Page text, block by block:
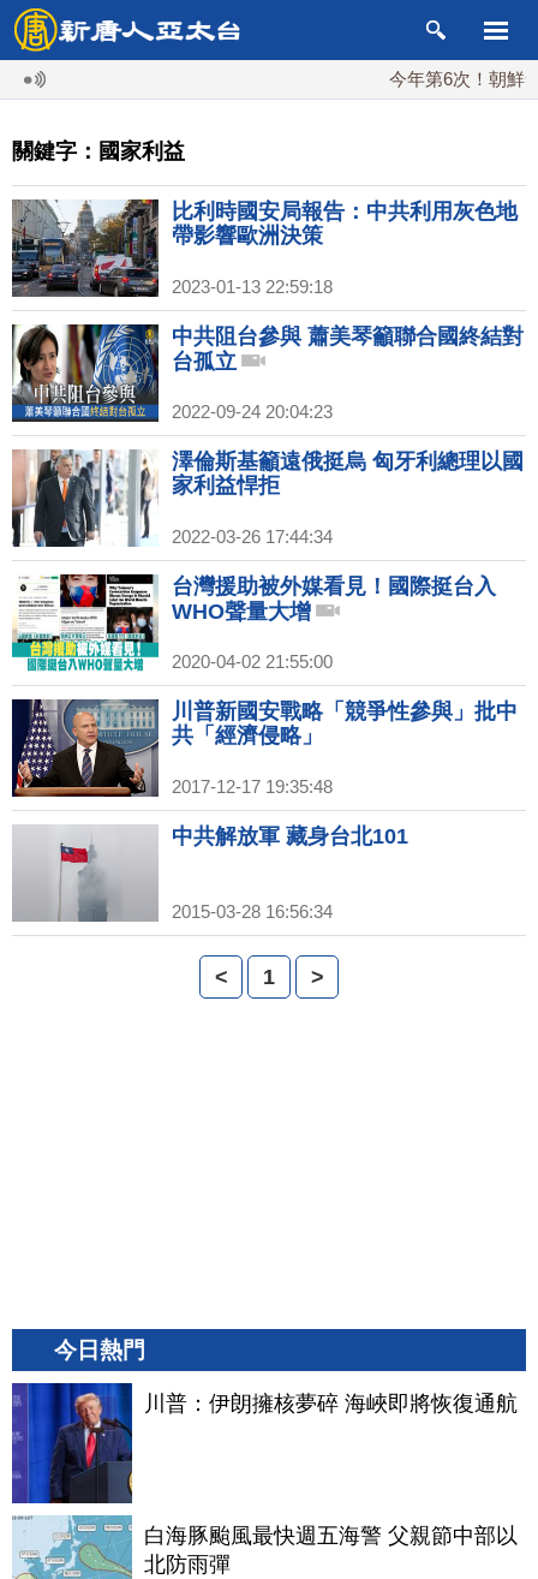
今年第6次！朝鮮發
關鍵字：國家利益
比利時國安局報告：中共利用灰色地
帶影響歐洲決策
2023-01-13 22:59:18
中共阻台參與 蕭美琴籲聯合國終結對
台孤立
2022-09-24 20:04:23
澤倫斯基籲遠俄挺烏 匈牙利總理以國
家利益悍拒
2022-03-26 17:44:34
台灣援助被外媒看見！國際挺台入
WHO聲量大增
2020-04-02 21:55:00
川普新國安戰略「競爭性參與」批中
共「經濟侵略」
2017-12-17 19:35:48
中共解放軍 藏身台北101
2015-03-28 16:56:34
< 1 >
今日熱門
川普：伊朗擁核夢碎 海峽即將恢復通航
白海豚颱風最快週五海警 父親節中部以
北防雨彈